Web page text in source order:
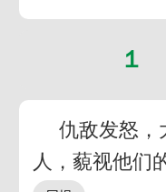
１
仇敌发怒，
人，藐视他们